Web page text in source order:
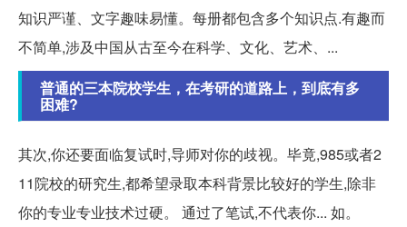
知识严谨、文字趣味易懂。每册都包含多个知识点.有趣而
不简单,涉及中国从古至今在科学、文化、艺术、...
普通的三本院校学生，在考研的道路上，到底有多
困难?
其次,你还要面临复试时,导师对你的歧视。毕竟,985或者2
11院校的研究生,都希望录取本科背景比较好的学生,除非
你的专业专业技术过硬。 通过了笔试,不代表你... 如。